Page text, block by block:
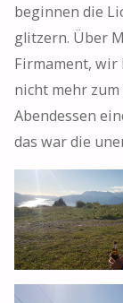
beginnen die
glitzern. Über
Firmament, wir
nicht mehr zum
Abendessen
das war die